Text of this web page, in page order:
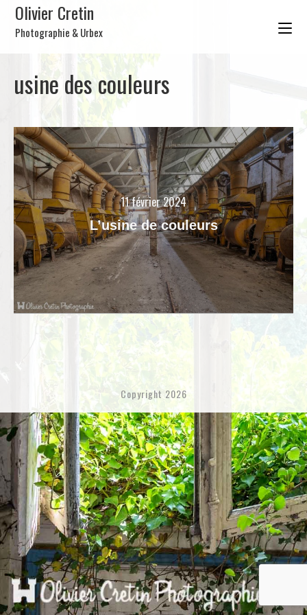
Olivier Cretin
Photographie & Urbex
usine des couleurs
11 février 2024
L’usine de couleurs
Copyright 2026